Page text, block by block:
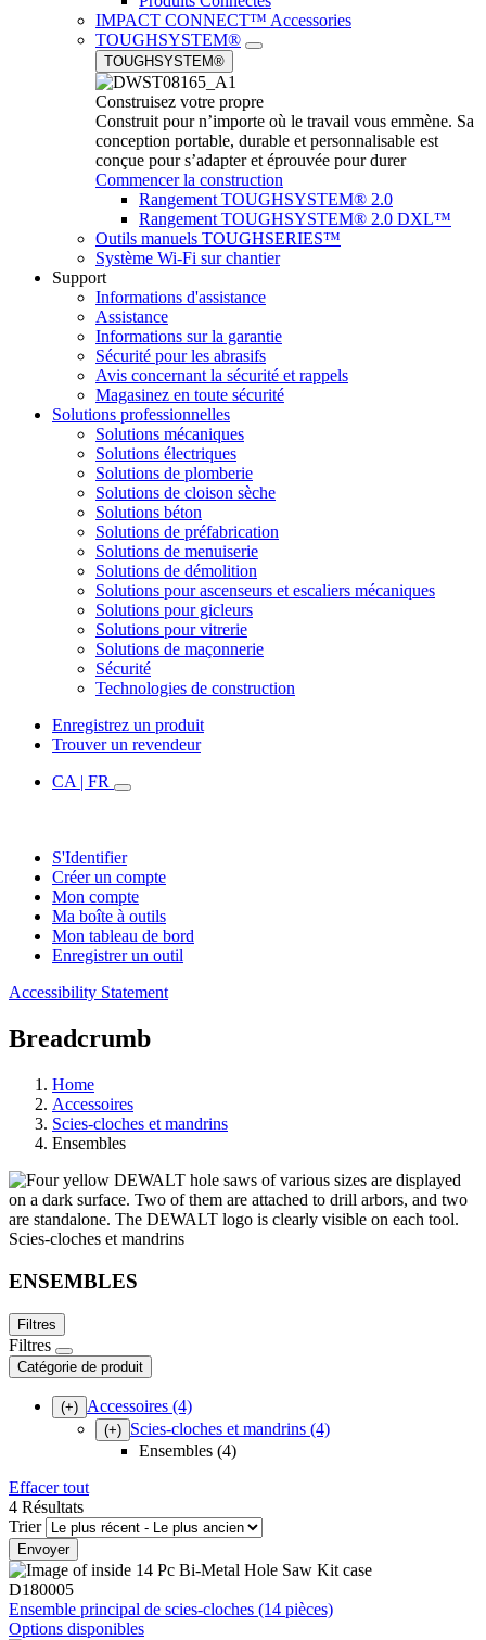
IMPACT CONNECT™ Accessories
TOUGHSYSTEM®
TOUGHSYSTEM®
Construisez votre propre
Construit pour n’importe où le travail vous emmène. Sa
conception portable, durable et personnalisable est
conçue pour s’adapter et éprouvée pour durer
Commencer la construction
Rangement TOUGHSYSTEM® 2.0
Rangement TOUGHSYSTEM® 2.0 DXL™
Outils manuels TOUGHSERIES™
Système Wi-Fi sur chantier
Support
Informations d'assistance
Assistance
Informations sur la garantie
Sécurité pour les abrasifs
Avis concernant la sécurité et rappels
Magasinez en toute sécurité
Solutions professionnelles
Solutions mécaniques
Solutions électriques
Solutions de plomberie
Solutions de cloison sèche
Solutions béton
Solutions de préfabrication
Solutions de menuiserie
Solutions de démolition
Solutions pour ascenseurs et escaliers mécaniques
Solutions pour gicleurs
Solutions pour vitrerie
Solutions de maçonnerie
Sécurité
Technologies de construction
Enregistrez un produit
Trouver un revendeur
CA | FR
S'Identifier
Créer un compte
Mon compte
Ma boîte à outils
Mon tableau de bord
Enregistrer un outil
Accessibility Statement
Breadcrumb
Home
Accessoires
Scies-cloches et mandrins
Ensembles
Scies-cloches et mandrins
ENSEMBLES
Filtres
Filtres
Catégorie de produit
(+) Accessoires (4)
(+) Scies-cloches et mandrins (4)
Ensembles (4)
Effacer tout
4 Résultats
Trier
D180005
Ensemble principal de scies-cloches (14 pièces)
Options disponibles